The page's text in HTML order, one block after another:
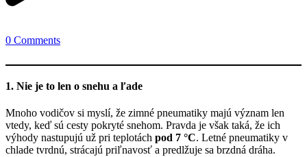
0 Comments
1. Nie je to len o snehu a ľade
Mnoho vodičov si myslí, že zimné pneumatiky majú význam len
vtedy, keď sú cesty pokryté snehom. Pravda je však taká, že ich
výhody nastupujú už pri teplotách pod 7 °C. Letné pneumatiky v
chlade tvrdnú, strácajú priľnavosť a predlžuje sa brzdná dráha.